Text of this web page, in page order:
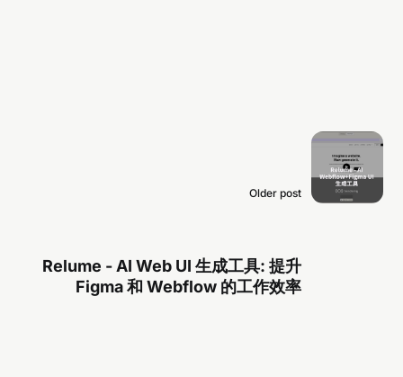
Older post
Relume - AI Web UI 生成工具: 提升
Figma 和 Webflow 的工作效率